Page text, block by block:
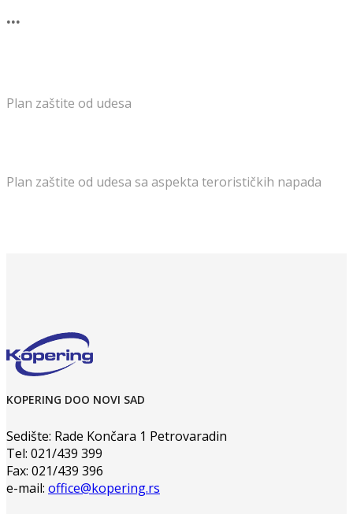
...
Plan zaštite od udesa
Plan zaštite od udesa sa aspekta terorističkih napada
KOPERING DOO NOVI SAD
Sedište: Rade Končara 1 Petrovaradin
Tel: 021/439 399
Fax: 021/439 396
e-mail: office@kopering.rs